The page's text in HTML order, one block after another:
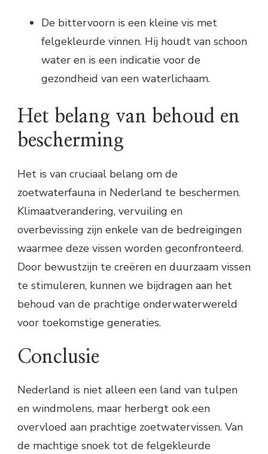
De bittervoorn is een kleine vis met
felgekleurde vinnen. Hij houdt van schoon
water en is een indicatie voor de
gezondheid van een waterlichaam.
Het belang van behoud en
bescherming
Het is van cruciaal belang om de
zoetwaterfauna in Nederland te beschermen.
Klimaatverandering, vervuiling en
overbevissing zijn enkele van de bedreigingen
waarmee deze vissen worden geconfronteerd.
Door bewustzijn te creëren en duurzaam vissen
te stimuleren, kunnen we bijdragen aan het
behoud van de prachtige onderwaterwereld
voor toekomstige generaties.
Conclusie
Nederland is niet alleen een land van tulpen
en windmolens, maar herbergt ook een
overvloed aan prachtige zoetwatervissen. Van
de machtige snoek tot de felgekleurde